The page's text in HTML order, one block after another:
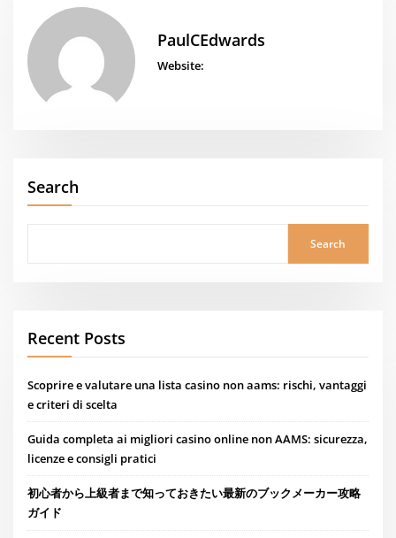
PaulCEdwards
Website:
Search
Search
Recent Posts
Scoprire e valutare una lista casino non aams: rischi, vantaggi
e criteri di scelta
Guida completa ai migliori casino online non AAMS: sicurezza,
licenze e consigli pratici
初心者から上級者まで知っておきたい最新のブックメーカー攻略
ガイド